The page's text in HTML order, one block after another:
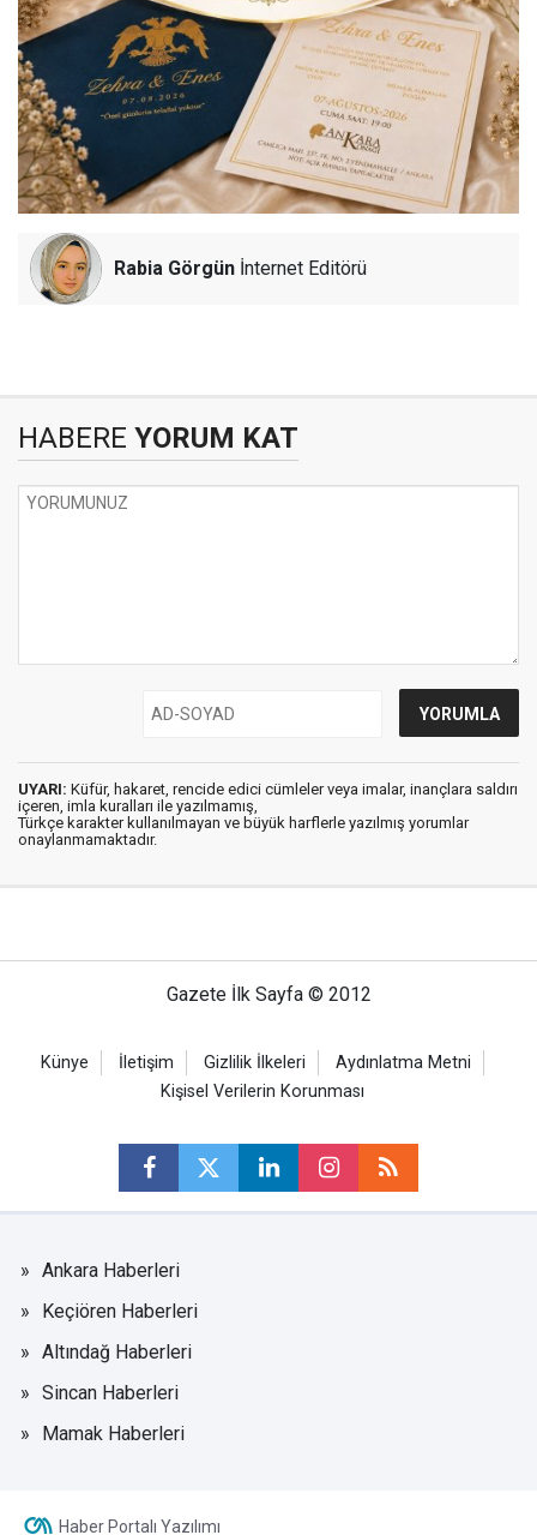
Rabia Görgün İnternet Editörü
HABERE YORUM KAT
UYARI: Küfür, hakaret, rencide edici cümleler veya imalar, inançlara saldırı
içeren, imla kuralları ile yazılmamış,
Türkçe karakter kullanılmayan ve büyük harflerle yazılmış yorumlar
onaylanmamaktadır.
Gazete İlk Sayfa © 2012
Künye İletişim Gizlilik İlkeleri
Aydınlatma Metni
Kişisel Verilerin Korunması
Ankara Haberleri
Keçiören Haberleri
Altındağ Haberleri
Sincan Haberleri
Mamak Haberleri
Haber Portalı Yazılımı